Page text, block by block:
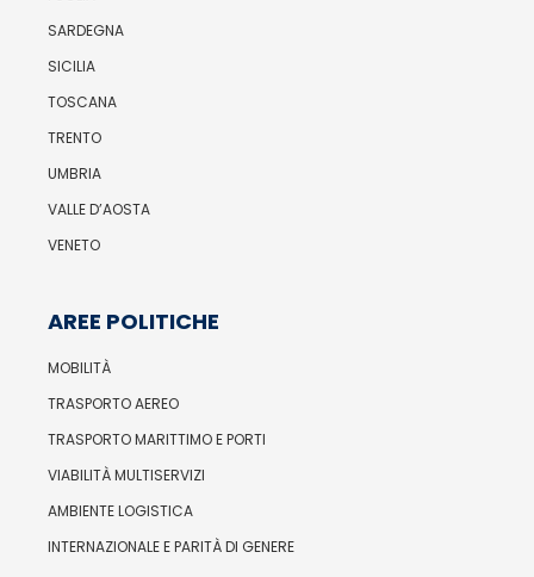
SARDEGNA
SICILIA
TOSCANA
TRENTO
UMBRIA
VALLE D’AOSTA
VENETO
AREE POLITICHE
MOBILITÀ
TRASPORTO AEREO
TRASPORTO MARITTIMO E PORTI
VIABILITÀ MULTISERVIZI
AMBIENTE LOGISTICA
INTERNAZIONALE E PARITÀ DI GENERE